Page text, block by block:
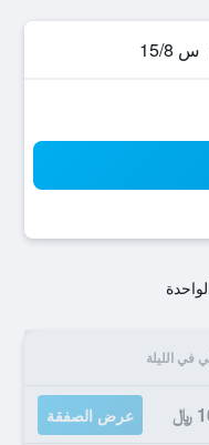
س 15/8
في الليلة
﷼ عرض الصفقة